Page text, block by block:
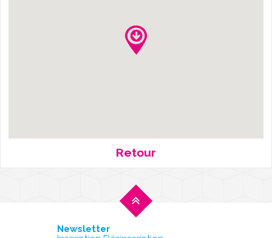
Retour
Newsletter